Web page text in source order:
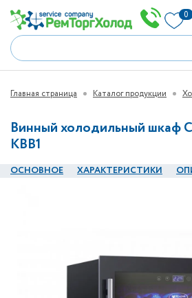
0
Главная страница Каталог продукции
Винный холодильный шкаф
KBB1
ОСНОВНОЕ ХАРАКТЕРИСТИКИ